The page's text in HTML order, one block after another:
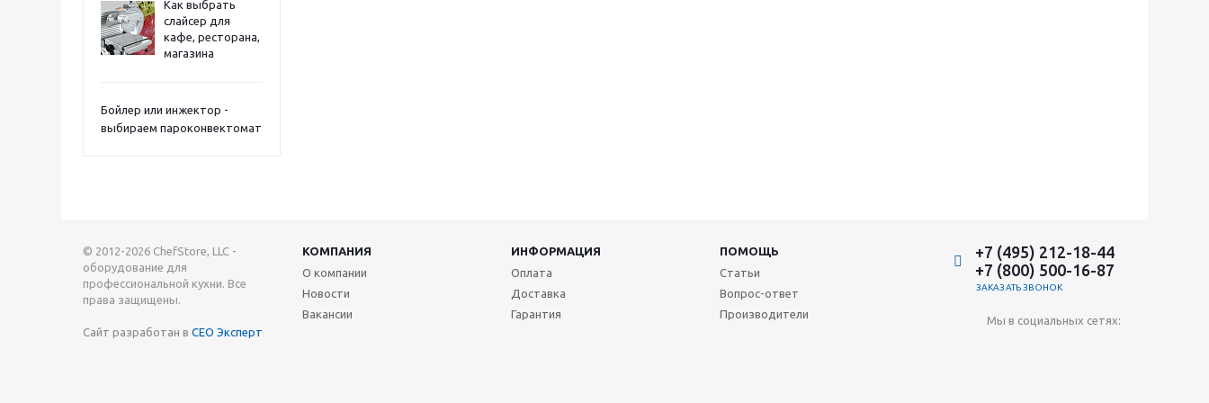
Как выбрать
слайсер для
кафе, ресторана,
магазина
Бойлер или инжектор -
выбираем пароконвектомат
© 2012-2026 ChefStore, LLC -
оборудование для
профессиональной кухни. Все
права защищены.
Сайт разработан в СЕО Эксперт
КОМПАНИЯ ИНФОРМАЦИЯ
ПОМОЩЬ
О компании
Новости
Вакансии
Оплата
Доставка
Гарантия
Статьи
Вопрос-ответ
Производители
+7 (495) 212-18-44
+7 (800) 500-16-87
ЗАКАЗАТЬ ЗВОНОК
Мы в социальных сетях: